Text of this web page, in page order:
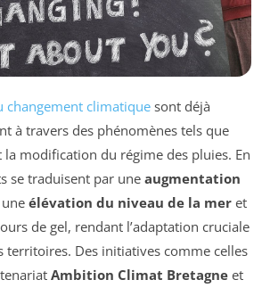
changement climatique sont déjà
à travers des phénomènes tels que
la modification du régime des pluies. En
se traduisent par une augmentation
une élévation du niveau de la mer et
de gel, rendant l’adaptation cruciale
territoires. Des initiatives comme celles
Ambition Climat Bretagne et